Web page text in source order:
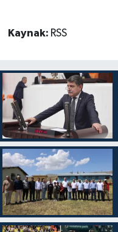
Kaynak: RSS